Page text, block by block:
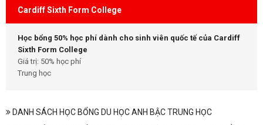
Cardiff Sixth Form College
Học bổng 50% học phí dành cho sinh viên quốc tế của Cardiff
Sixth Form College
Giá trị: 50% học phí
Trung học
DANH SÁCH HỌC BỔNG DU HỌC ANH BẬC TRUNG HỌC